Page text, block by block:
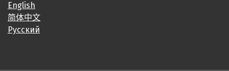
English
简体中文
Русский